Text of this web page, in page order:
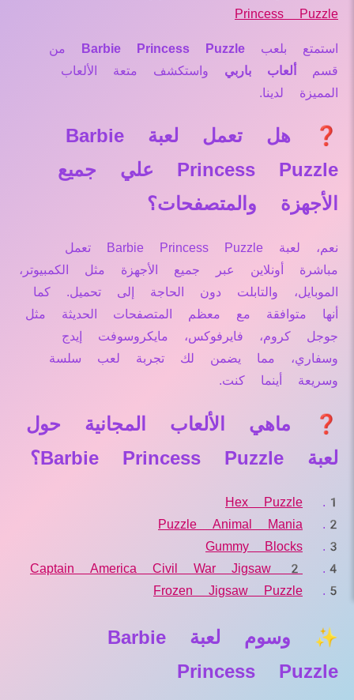
Princess Puzzle
استمتع بلعب Barbie Princess Puzzle من
قسم
ألعاب باربي واستكشف متعة الألعاب
المميزة لدينا.
❓ هل تعمل لعبة Barbie
Princess Puzzle علي جميع
الأجهزة والمتصفحات؟
نعم، لعبة Barbie Princess Puzzle تعمل
مباشرة أونلاين عبر جميع الأجهزة مثل الكمبيوتر،
الموبايل، والتابلت دون الحاجة إلى تحميل. كما
أنها متوافقة مع معظم المتصفحات الحديثة مثل
جوجل كروم، فايرفوكس، مايكروسوفت إيدج
وسفاري، مما يضمن لك تجربة لعب سلسة
وسريعة أينما كنت.
❓ ماهي الألعاب المجانية حول
لعبة Barbie Princess Puzzle؟
Hex Puzzle
Puzzle Animal Mania
Gummy Blocks
Captain America Civil War Jigsaw 2
Frozen Jigsaw Puzzle
✨ وسوم لعبة Barbie
Princess Puzzle